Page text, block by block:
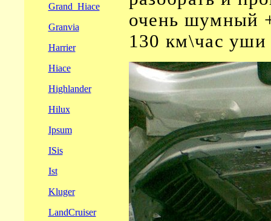
Grand_Hiace
Granvia
Harrier
Hiace
Highlander
Hilux
Ipsum
ISis
Ist
Kluger
LandCruiser
очень шумный
130 км\час уши